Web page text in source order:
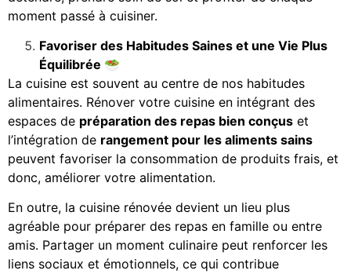
moment passé à cuisiner.
Favoriser des Habitudes Saines et une Vie Plus
Équilibrée 🥗
La cuisine est souvent au centre de nos habitudes
alimentaires. Rénover votre cuisine en intégrant des
espaces de préparation des repas bien conçus et
l’intégration de rangement pour les aliments sains
peuvent favoriser la consommation de produits frais, et
donc, améliorer votre alimentation.
En outre, la cuisine rénovée devient un lieu plus
agréable pour préparer des repas en famille ou entre
amis. Partager un moment culinaire peut renforcer les
liens sociaux et émotionnels, ce qui contribue